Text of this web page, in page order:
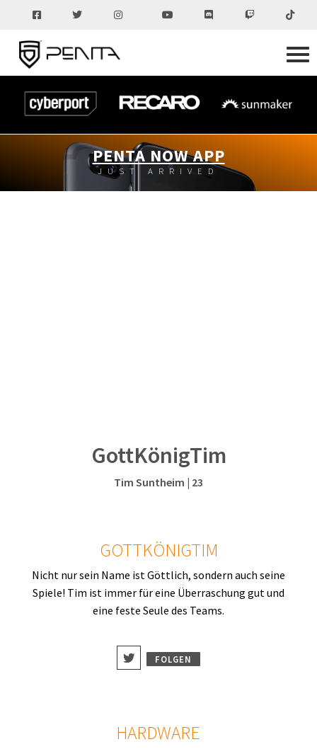
PENTA NOW APP
JUST ARRIVED
GottKönigTim
Tim Suntheim | 23
GOTTKÖNIGTIM
Nicht nur sein Name ist Göttlich, sondern auch seine
Spiele! Tim ist immer für eine Überraschung gut und
eine feste Seule des Teams.
FOLGEN
HARDWARE